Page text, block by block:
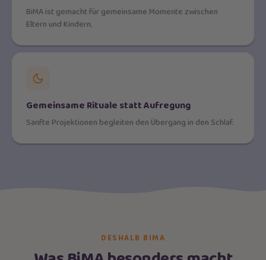
BiMA ist gemacht für gemeinsame Momente zwischen
Eltern und Kindern.
Gemeinsame Rituale statt Aufregung
Sanfte Projektionen begleiten den Übergang in den Schlaf.
DESHALB BIMA